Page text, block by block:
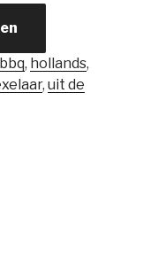
bbq, hollands,
,uit de